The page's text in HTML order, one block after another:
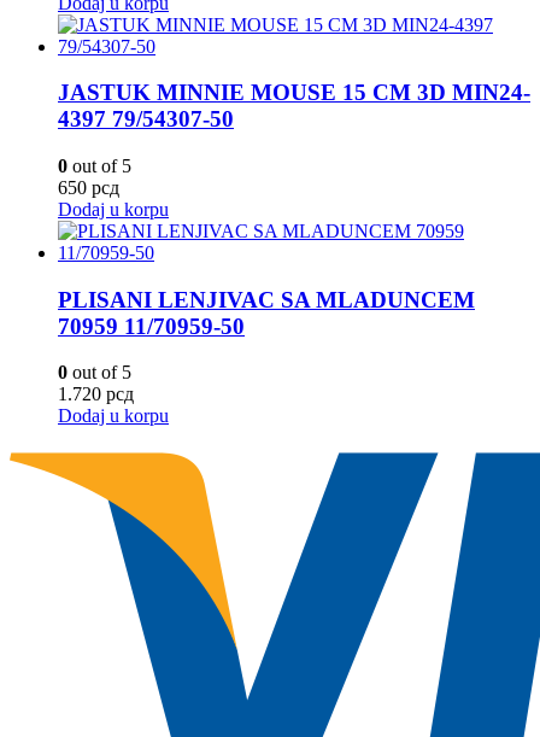
JASTUK MINNIE MOUSE 15 CM 3D MIN24-
4397 79/54307-50
0 out of 5
650 рсд
Dodaj u korpu
PLISANI LENJIVAC SA MLADUNCEM
70959 11/70959-50
0 out of 5
1.720 рсд
Dodaj u korpu